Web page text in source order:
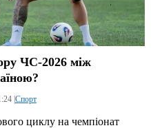
ЧС-2026 між
| Спорт
циклу на чемпіонат